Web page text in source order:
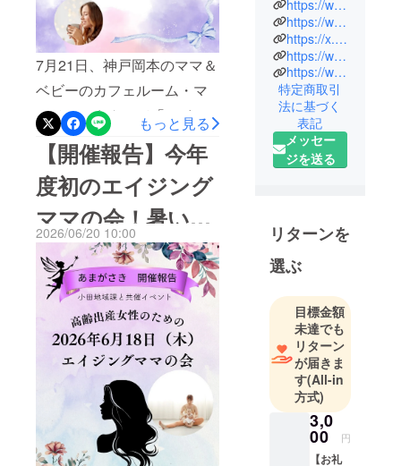
7月21日、神戸岡本のママ＆
ベビーのカフェルーム・マ
マノハコさんにて「エイジ
ングママの時間」を開催い
たしました！暑い中、ご参
加いただいたみなさま、あ
りがとうございました。今
回は、絵本を4冊読み聞かせ
をしました。1冊読むごとに
「ママとしてではない、自
分の軸」を改めて見つめ直
すワークを行いました。日
頃はどうしても家族や子ど
ものことが優先となり、自
分の気持ちを後回しにして
しまいがちです。絵本の世
もっと見る
【開催報告】今年
度初のエイジング
ママの会！暑い中
集まってくれたマ
マ達へ、感謝を込
めて。
2026/06/20 10:00
浅井奈美と
申します。
2020年7月コ
ロナ禍に高
齢出産した
際に、自分
がコロナに
感染して数
ら赤ちゃん
に何も伝え
られないと
思い、伝え
ておきたい
ことを書き
留めること
ができる
ノートを探
しました。
しかし、育
児日記のよ
https://www.instagram.com/_familyse_?utm_source=ig_web_button_share_sheet&igsh=ZDNlZDc0MzIxNw==
https://www.happa-note.com/
https://x.com/familyse_HAPPA
https://www.threads.net/@_familyse_
https://www.facebook.com/profile.php?id=61559687249694
特定商取引
法に基づく
表記
メッセー
ジを送る
リターンを
選ぶ
目標金額
未達でも
リターン
が届きま
す(All-in
方式)
3,0
00 円
【お礼